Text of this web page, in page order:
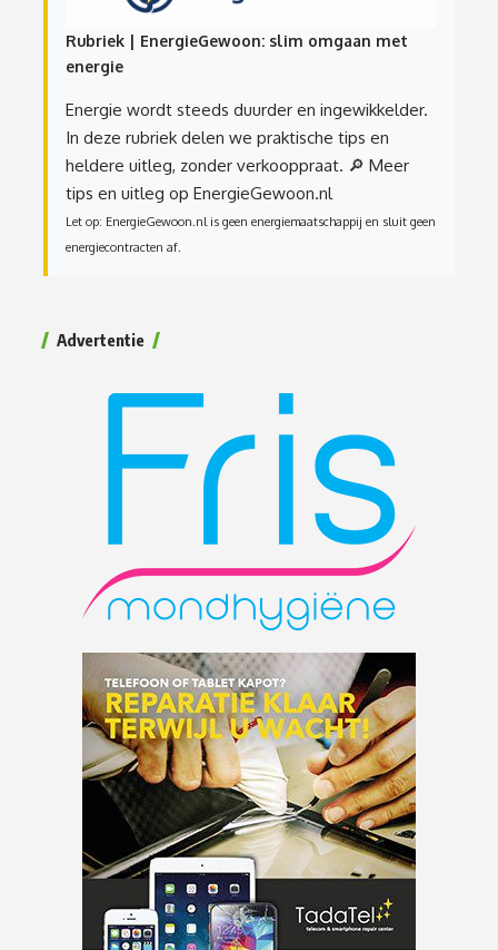
Rubriek | EnergieGewoon: slim omgaan met
energie
Energie wordt steeds duurder en ingewikkelder.
In deze rubriek delen we praktische tips en
heldere uitleg, zonder verkooppraat. 🔎 Meer
tips en uitleg op EnergieGewoon.nl
Let op: EnergieGewoon.nl is geen energiemaatschappij en sluit geen
energiecontracten af.
Advertentie